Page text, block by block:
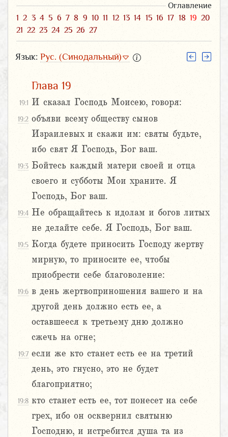
Оглавление
1 2 3 4 5 6 7 8 9 10 11 12 13 14 15 16 17 18 19 20
21 22 23 24 25 26 27
Язык: Рус. (Синодальный)
Глава 19
19:1 И сказал Господь Моисею, говоря:
19:2 объяви всему обществу сынов
Израилевых и скажи им: святы будьте,
ибо свят Я Господь, Бог ваш.
19:3 Бойтесь каждый матери своей и отца
своего и субботы Мои храните. Я
Господь, Бог ваш.
19:4 Не обращайтесь к идолам и богов литых
не делайте себе. Я Господь, Бог ваш.
19:5 Когда будете приносить Господу жертву
мирную, то приносите ее, чтобы
приобрести себе благоволение:
19:6 в день жертвоприношения вашего и на
другой день должно есть ее, а
оставшееся к третьему дню должно
сжечь на огне;
19:7 если же кто станет есть ее на третий
день, это гнусно, это не будет
благоприятно;
19:8 кто станет есть ее, тот понесет на себе
грех, ибо он осквернил святыню
Господню, и истребится душа та из